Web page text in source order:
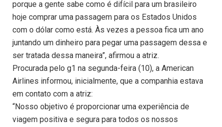
porque a gente sabe como é difícil para um brasileiro
hoje comprar uma passagem para os Estados Unidos
com o dólar como está. Às vezes a pessoa fica um ano
juntando um dinheiro para pegar uma passagem dessa e
ser tratada dessa maneira”, afirmou a atriz.
Procurada pelo g1 na segunda-feira (10), a American
Airlines informou, inicialmente, que a companhia estava
em contato com a atriz:
“Nosso objetivo é proporcionar uma experiência de
viagem positiva e segura para todos os nossos